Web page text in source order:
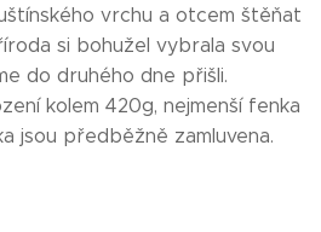
vrchu a otcem štěňat
si bohužel vybrala svou
do druhého dne přišli.
kolem 420g, nejmenší fenka
jsou předběžně zamluvena.